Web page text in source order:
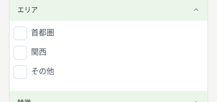
エリア
首都圏
関西
その他